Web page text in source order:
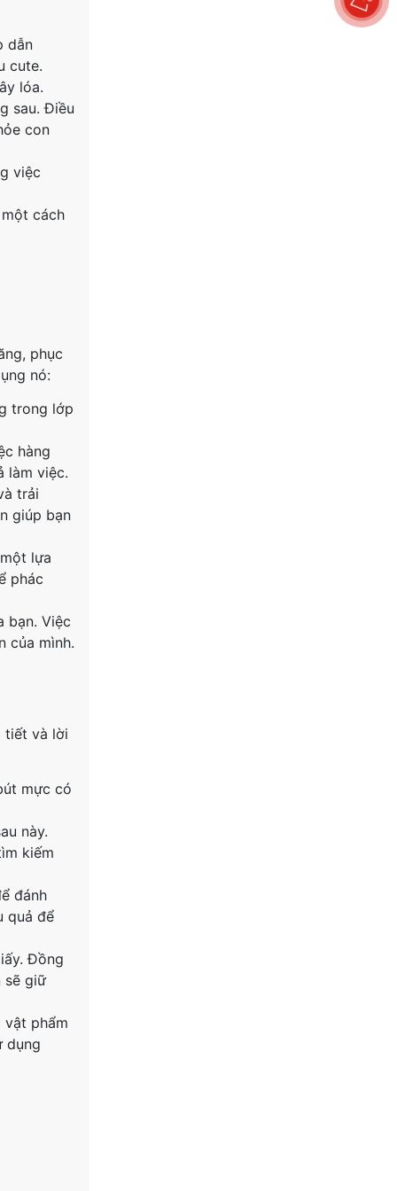
dẫn
cute.
lóa.
sau. Điều
con
việc
cách
phục
nó:
trong lớp
hàng
làm việc.
trải
giúp bạn
lựa
phác
bạn. Việc
của mình.
tiết và lời
mực có
này.
kiếm
đánh
quả để
Đồng
sẽ giữ
phẩm
dụng